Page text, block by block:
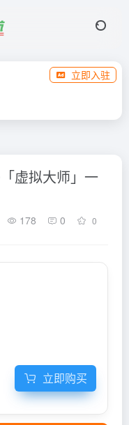
立即入驻
虚拟大师」一
178 0 0
立即购买